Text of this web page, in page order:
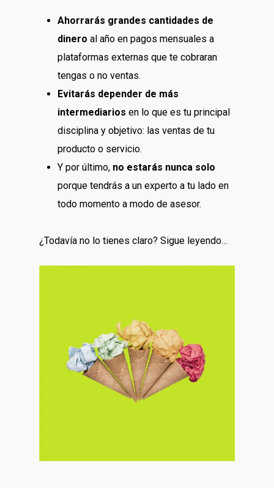
Ahorrarás grandes cantidades de
dinero al año en pagos mensuales a
plataformas externas que te cobraran
tengas o no ventas.
Evitarás depender de más
intermediarios en lo que es tu principal
disciplina y objetivo: las ventas de tu
producto o servicio.
Y por último, no estarás nunca solo
porque tendrás a un experto a tu lado en
todo momento a modo de asesor.
¿Todavía no lo tienes claro? Sigue leyendo…